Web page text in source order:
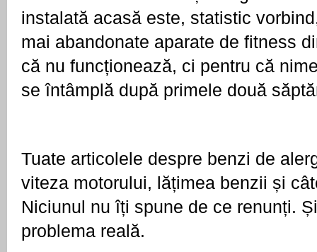
instalată acasă este, statistic
mai abandonate aparate de fitness
că nu funcționează, ci pentru că
se întâmplă după primele două
Tuate articolele despre benzi de
viteza motorului, lățimea benzii și
Niciunul nu îți spune de ce renunți.
problema reală.